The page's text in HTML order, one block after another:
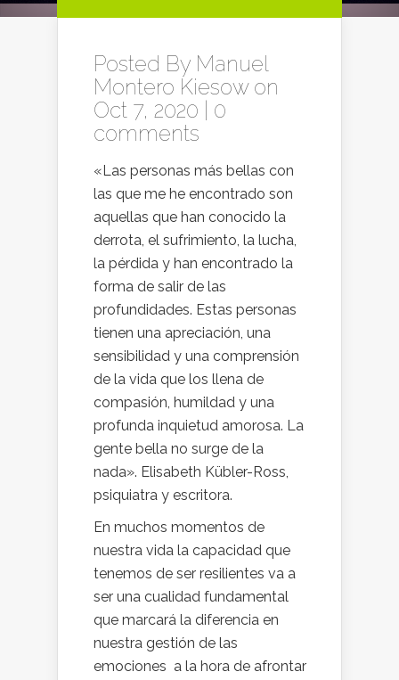
Posted By Manuel
Montero Kiesowon
Oct 7, 2020 | 0
comments
«Las personas más bellas con
las que me he encontrado son
aquellas que han conocido la
derrota, el sufrimiento, la lucha,
la pérdida y han encontrado la
forma de salir de las
profundidades. Estas personas
tienen una apreciación, una
sensibilidad y una comprensión
de la vida que los llena de
compasión, humildad y una
profunda inquietud amorosa. La
gente bella no surge de la
nada». Elisabeth Kübler-Ross,
psiquiatra y escritora.
En muchos momentos de
nuestra vida la capacidad que
tenemos de ser resilientes va a
ser una cualidad fundamental
que marcará la diferencia en
nuestra gestión de las
emociones a la hora de afrontar